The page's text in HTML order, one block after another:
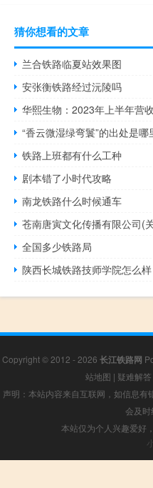
猜你想看的文章
兰合铁路临夏站效果图
安张衡铁路经过沅陵吗
华熙生物：2023年上半年营
“香云微湿绿弯鬟”的出处是哪
铁路上班都有什么工种
剧本错了小时代攻略
南龙铁路什么时候通车
全国多少铁路局
陕西长城铁路技师学院怎么样
Copyright © 2012 - 2026 长江铁路网
站地图 | 疑难解答
声明：本站内容来自互联网，如信息
会及
本站仅为个人兴趣爱好